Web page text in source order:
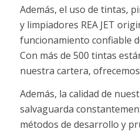
Además, el uso de tintas,
y limpiadores REA JET
funcionamiento confiable
Con más de 500 tintas
nuestra cartera,
Además, la calidad de
salvaguarda
métodos de desarrollo y